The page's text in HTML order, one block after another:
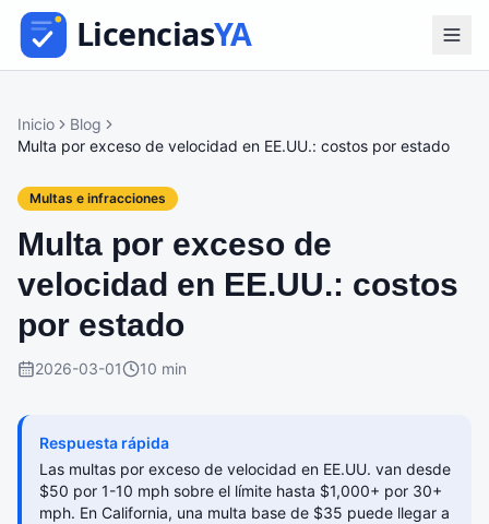
Inicio
Blog
Multa por exceso de velocidad en EE.UU.: costos por estado
Multas e infracciones
Multa por exceso de
velocidad en EE.UU.: costos
por estado
2026-03-01 10 min
Respuesta rápida
Las multas por exceso de velocidad en EE.UU. van desde
$50 por 1-10 mph sobre el límite hasta $1,000+ por 30+
mph. En California, una multa base de $35 puede llegar a